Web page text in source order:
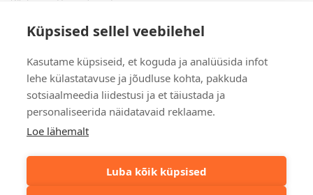
Küpsised sellel veebilehel
Kasutame küpsiseid, et koguda ja analüüsida infot
lehe külastatavuse ja jõudluse kohta, pakkuda
sotsiaalmeedia liidestusi ja et täiustada ja
personaliseerida näidatavaid reklaame.
Loe lähemalt
Luba kõik küpsised
Küsimused ja vastused
Privaatsuspoliitika
Kontakt
Tulika põik 3, Tallinn
info@kinkston.ee
+372 6989 100
Sotsiaalmeedia